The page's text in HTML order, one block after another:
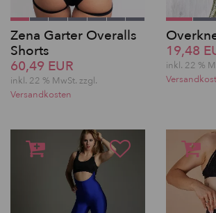
Zena Garter Overalls
Shorts
60,49 EUR
inkl. 22 % MwSt. zzgl.
Versandkosten
19,48
inkl. 22 %